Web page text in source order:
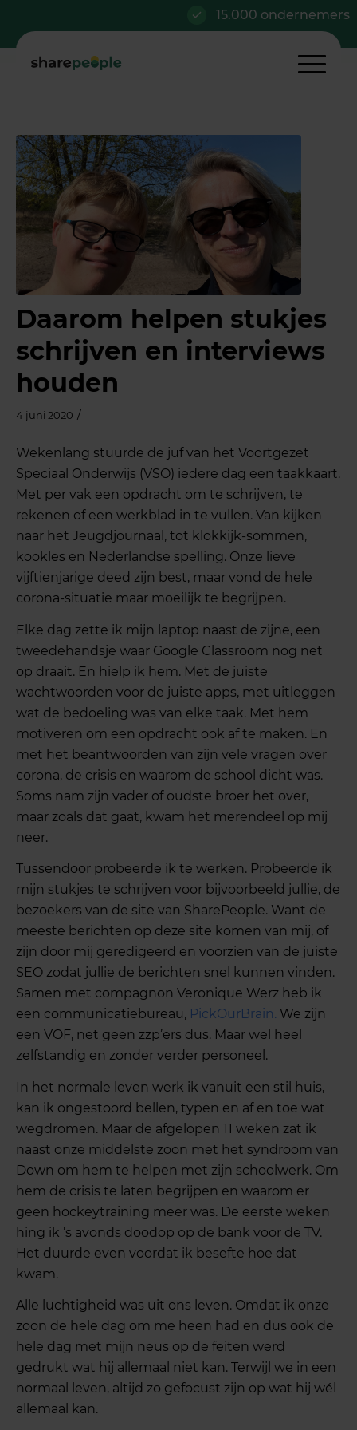
15.000 ondernemers
Daarom helpen stukjes
schrijven en interviews
houden
4 juni 2020 /
Wekenlang stuurde de juf van het Voortgezet
Speciaal Onderwijs (VSO) iedere dag een taakkaart.
Met per vak een opdracht om te schrijven, te
rekenen of een werkblad in te vullen. Van kijken
naar het Jeugdjournaal, tot klokkijk-sommen,
kookles en Nederlandse spelling. Onze lieve
vijftienjarige deed zijn best, maar vond de hele
corona-situatie maar moeilijk te begrijpen.
Elke dag zette ik mijn laptop naast de zijne, een
tweedehandsje waar Google Classroom nog net
op draait. En hielp ik hem. Met de juiste
wachtwoorden voor de juiste apps, met uitleggen
wat de bedoeling was van elke taak. Met hem
motiveren om een opdracht ook af te maken. En
met het beantwoorden van zijn vele vragen over
corona, de crisis en waarom de school dicht was.
Soms nam zijn vader of oudste broer het over,
maar zoals dat gaat, kwam het merendeel op mij
neer.
Tussendoor probeerde ik te werken. Probeerde ik
mijn stukjes te schrijven voor bijvoorbeeld jullie, de
bezoekers van de site van SharePeople. Want de
meeste berichten op deze site komen van mij, of
zijn door mij geredigeerd en voorzien van de juiste
SEO zodat jullie de berichten snel kunnen vinden.
Samen met compagnon Veronique Werz heb ik
een communicatiebureau, PickOurBrain. We zijn
een VOF, net geen zzp’ers dus. Maar wel heel
zelfstandig en zonder verder personeel.
In het normale leven werk ik vanuit een stil huis,
kan ik ongestoord bellen, typen en af en toe wat
wegdromen. Maar de afgelopen 11 weken zat ik
naast onze middelste zoon met het syndroom van
Down om hem te helpen met zijn schoolwerk. Om
hem de crisis te laten begrijpen en waarom er
geen hockeytraining meer was. De eerste weken
hing ik ’s avonds doodop op de bank voor de TV.
Het duurde even voordat ik besefte hoe dat
kwam.
Alle luchtigheid was uit ons leven. Omdat ik onze
zoon de hele dag om me heen had en dus ook de
hele dag met mijn neus op de feiten werd
gedrukt wat hij allemaal niet kan. Terwijl we in een
normaal leven, altijd zo gefocust zijn op wat hij wél
allemaal kan.